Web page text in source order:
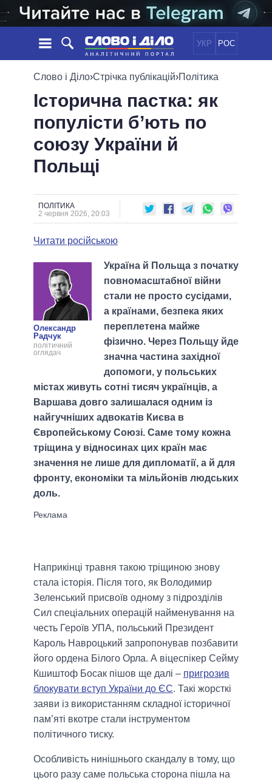
УКР РОС
НОВИНИ
СТРІЧКА
ПОДІЇ
СТАТТІ
ОГЛЯДИ
ДАЙДЖЕСТИ
ПОЛІТИКА
ЕКОНОМІКА
СУСПІЛЬСТВО
ОБIЦЯНКИ
ПОЛIТИКИ
УСІ ПОЛІТИКИ
ПРЕЗИДЕНТ І ОФІС
ВЕРХОВНА РАДА
КАБІНЕТ МІНІСТРІВ
МЕРИ МІСТ
ВСІ ПЕРСОНИ
ІНФОГРАФІКА
ПІДТРИМАТИ
ПОРІВНЯННЯ ПОЛІТИКІВ
Слово і Діло›Стрічка публікацій›Політика
Історична пастка: як
популісти б’ють по
союзу України й
Польщі
ПОЛІТИКА
2 червня 2026, 20:03
Читати російською
Олександр
Радчук
політичний
оглядач
Україна й Польща з початку
повномасштабної війни
стали не просто сусідами,
а країнами, безпека яких
переплетена майже
фізично. Через Польщу йде
значна частина західної
допомоги, у польських
містах живуть сотні тисяч українців, а
Варшава довго залишалася одним із
найгучніших адвокатів Києва в
Європейському Союзі. Саме тому кожна
тріщина у відносинах цих країн має
значення не лише для дипломатії, а й для
фронту, економіки та мільйонів людських
доль.
Наприкінці травня такою тріщиною знову
стала історія. Після того, як Володимир
Зеленський присвоїв одному з підрозділів
Сил спеціальних операцій найменування на
честь Героїв УПА, польський Президент
Кароль Навроцький запропонував позбавити
його ордена Білого Орла. А віцеспікер Сейму
Кшиштоф Босак пішов ще далі – пригрозив
блокувати вступ України до ЄС. Такі жорсткі
заяви із використанням складної історичної
пам’яті вкотре стали інструментом
політичного тиску.
Особливість нинішнього скандалу в тому, що
цього разу саме польська сторона пішла на